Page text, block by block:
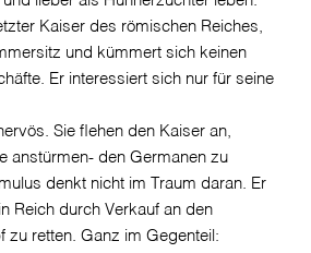
Kaiser des römischen Reiches,
und kümmert sich keinen
Er interessiert sich nur für seine
Sie flehen den Kaiser an,
anstürmen- den Germanen zu
denkt nicht im Traum daran. Er
Reich durch Verkauf an den
zu retten. Ganz im Gegenteil: